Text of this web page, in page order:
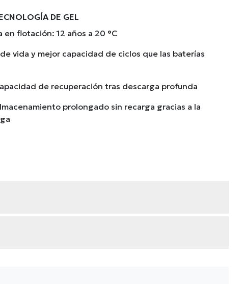
DE GEL
en flotación: 12 años a 20 °C
vida y mejor capacidad de ciclos que las baterías
de recuperación tras descarga profunda
prolongado sin recarga gracias a la